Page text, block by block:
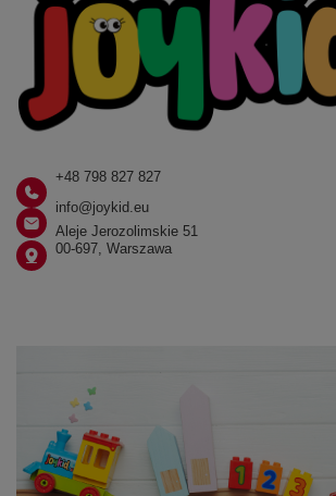
+48 798 827 827
info@joykid.eu
Aleje Jerozolimskie 51
00-697, Warszawa